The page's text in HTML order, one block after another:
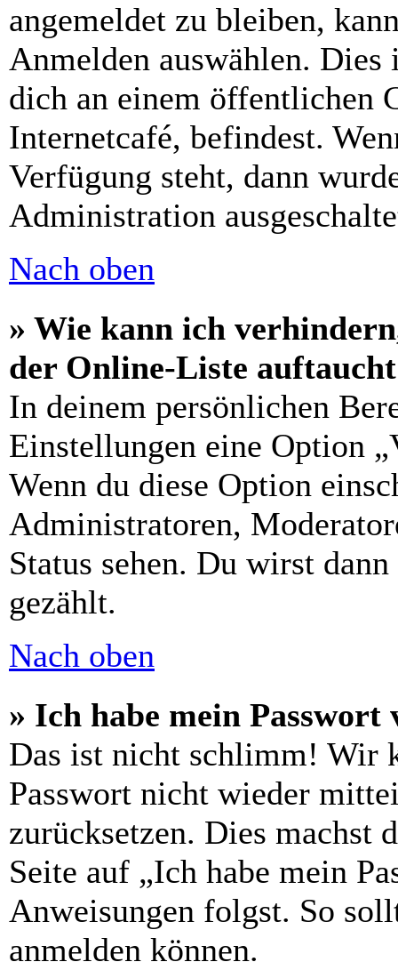
angemeldet zu bleiben,
Anmelden auswählen.
dich an einem öffentlichen
Internetcafé, befindest.
Verfügung steht, dann
Administration
Nach oben
» Wie kann ich
der Online-Liste
In deinem persönlichen
Einstellungen eine Option
Wenn du diese Option
Administratoren,
Status sehen. Du wirst
gezählt.
Nach oben
» Ich habe mein Passwort
Das ist nicht schlimm! Wir
Passwort nicht wieder
zurücksetzen. Dies machst
Seite auf „Ich habe mein
Anweisungen folgst. So
anmelden können.